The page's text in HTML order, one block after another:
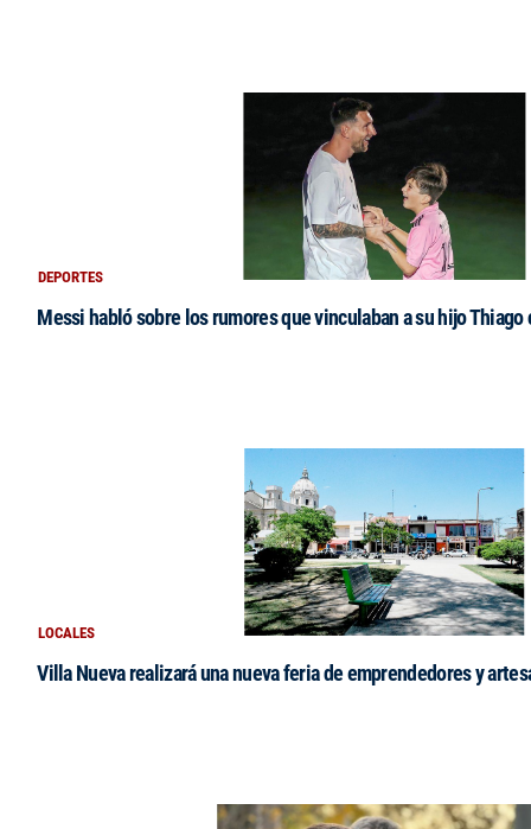
DEPORTES
Messi habló sobre los rumores que vinculaban a su hijo Thiago
LOCALES
Villa Nueva realizará una nueva feria de emprendedores y